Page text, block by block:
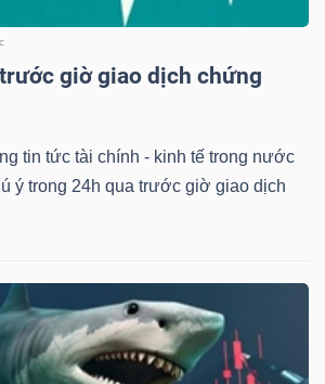
giờ giao dịch chứng
tin tức tài chính - kinh tế trong nước
ý trong 24h qua trước giờ giao dịch